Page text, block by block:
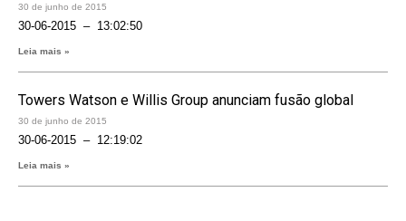
30 de junho de 2015
30-06-2015 – 13:02:50
Leia mais »
Towers Watson e Willis Group anunciam fusão global
30 de junho de 2015
30-06-2015 – 12:19:02
Leia mais »